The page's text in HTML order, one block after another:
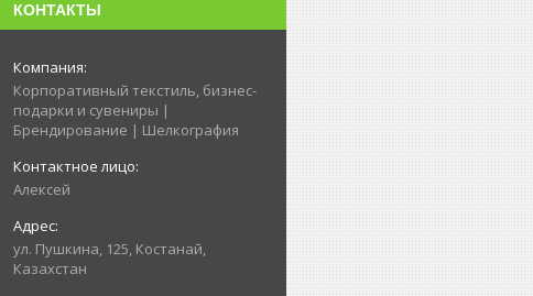
КОНТАКТЫ
Корпоративный текстиль, бизнес-
подарки и сувениры |
Брендирование | Шелкография
Алексей
ул. Пушкина, 125, Костанай,
Казахстан